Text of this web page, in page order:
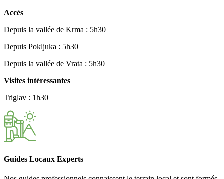
Accès
Depuis la vallée de Krma : 5h30
Depuis Pokljuka : 5h30
Depuis la vallée de Vrata : 5h30
Visites intéressantes
Triglav : 1h30
Guides Locaux Experts